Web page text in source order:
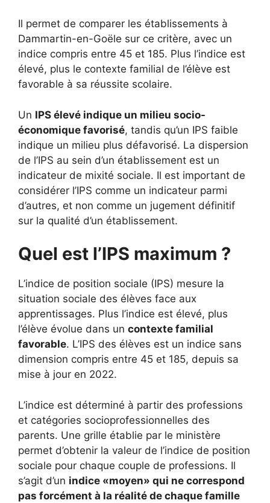
Il permet de comparer les établissements à
Dammartin-en-Goële sur ce critère, avec un
indice compris entre 45 et 185. Plus l’indice est
élevé, plus le contexte familial de l’élève est
favorable à sa réussite scolaire.
Un IPS élevé indique un milieu socio-
économique favorisé, tandis qu’un IPS faible
indique un milieu plus défavorisé. La dispersion
de l’IPS au sein d’un établissement est un
indicateur de mixité sociale. Il est important de
considérer l’IPS comme un indicateur parmi
d’autres, et non comme un jugement définitif
sur la qualité d’un établissement.
Quel est l’IPS maximum ?
L’indice de position sociale (IPS) mesure la
situation sociale des élèves face aux
apprentissages. Plus l’indice est élevé, plus
l’élève évolue dans un contexte familial
favorable. L’IPS des élèves est un indice sans
dimension compris entre 45 et 185, depuis sa
mise à jour en 2022.
L’indice est déterminé à partir des professions
et catégories socioprofessionnelles des
parents. Une grille établie par le ministère
permet d’obtenir la valeur de l’indice de position
sociale pour chaque couple de professions. Il
s’agit d’un indice «moyen» qui ne correspond
pas forcément à la réalité de chaque famille